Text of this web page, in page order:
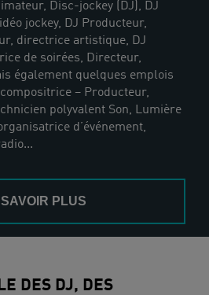
Disc-jockey (DJ), DJ
jockey, DJ Producteur,
directrice artistique, DJ
de soirées, Directeur,
également quelques emplois
– Producteur,
polyvalent Son, Lumière
d’événement,
SAVOIR PLUS
DES DJ, DES